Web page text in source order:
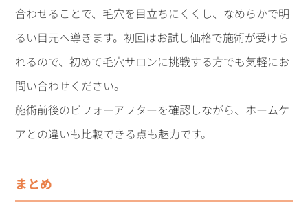
合わせることで、毛穴を目立ちにくくし、なめらかで明
るい目元へ導きます。初回はお試し価格で施術が受けら
れるので、初めて毛穴サロンに挑戦する方でも気軽にお
問い合わせください。
施術前後のビフォーアフターを確認しながら、ホームケ
アとの違いも比較できる点も魅力です。
まとめ